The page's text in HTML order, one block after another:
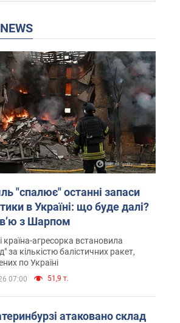
NEWS
"спалює" останні запаси
в Україні: що буде далі?
з Шарпом
країна-агресорка встановила
за кількістю балістичних ракет,
по Україні
07:00 51,9 т.
атаковано склад